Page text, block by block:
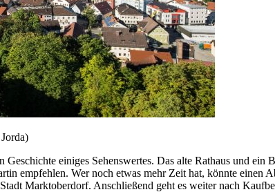
Geschichte einiges Sehenswertes. Das alte Rathaus und
empfehlen. Wer noch etwas mehr Zeit hat, könnte einen
Marktoberdorf. Anschließend geht es weiter nach